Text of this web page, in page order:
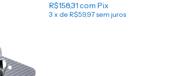
R$158,31 com Pix
3 x de R$59,97sem juros